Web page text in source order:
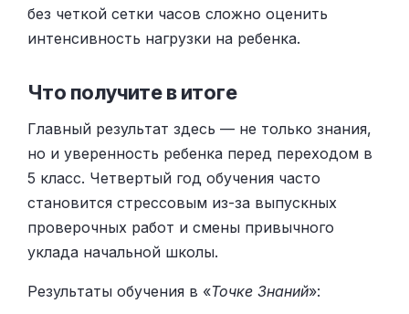
без четкой сетки часов сложно оценить
интенсивность нагрузки на ребенка.
Что получите в итоге
Главный результат здесь — не только знания,
но и уверенность ребенка перед переходом в
5 класс. Четвертый год обучения часто
становится стрессовым из-за выпускных
проверочных работ и смены привычного
уклада начальной школы.
Результаты обучения в «Точке Знаний»: